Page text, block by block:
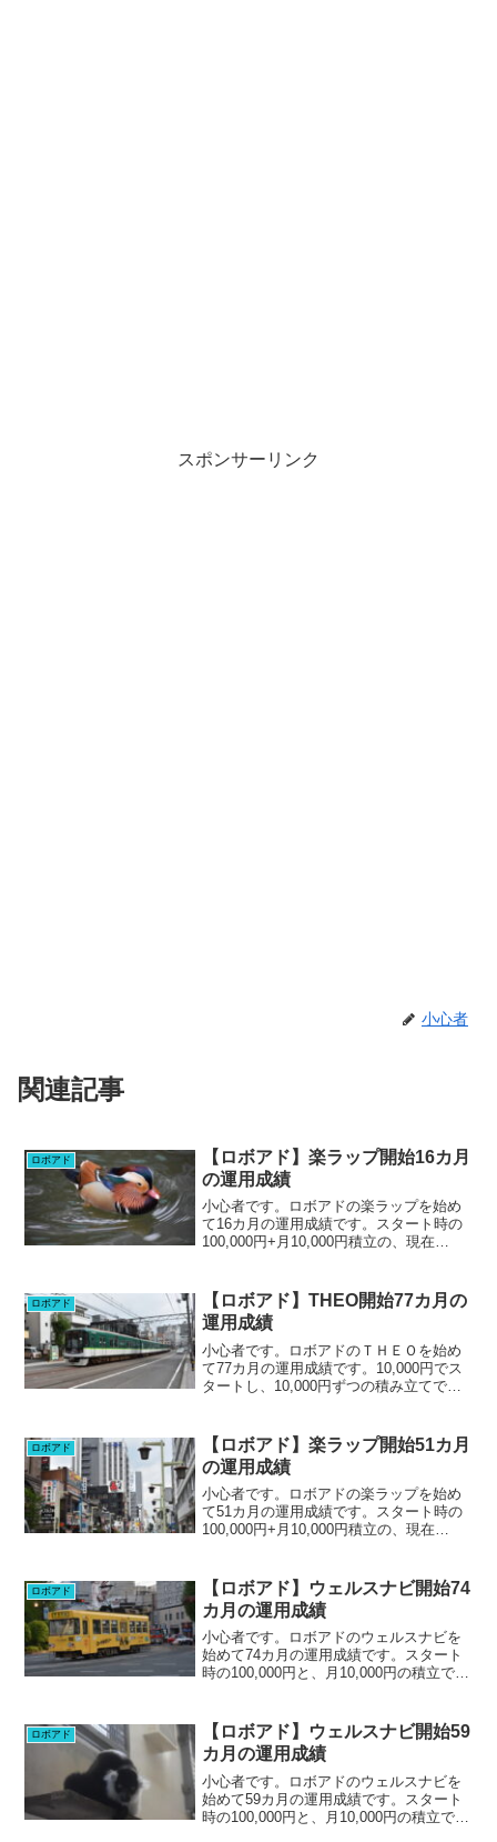
スポンサーリンク
小心者
関連記事
ロボアド
【ロボアド】楽ラップ開始16カ月
の運用成績
小心者です。ロボアドの楽ラップを始め
て16カ月の運用成績です。スタート時の
100,000円+月10,000円積立の、現在
+17,560円、+8.0%。今月もす...
ロボアド
【ロボアド】THEO開始77カ月の
運用成績
小心者です。ロボアドのＴＨＥＯを始め
て77カ月の運用成績です。10,000円でス
タートし、10,000円ずつの積み立てで、
で、ほぼ変わらずです。ドルベ...
ロボアド
【ロボアド】楽ラップ開始51カ月
の運用成績
小心者です。ロボアドの楽ラップを始め
て51カ月の運用成績です。スタート時の
100,000円+月10,000円積立の、現在
+2,872円、+0.51%。先月...
ロボアド
【ロボアド】ウェルスナビ開始74
カ月の運用成績
小心者です。ロボアドのウェルスナビを
始めて74カ月の運用成績です。スタート
時の100,000円と、月10,000円の積立で、
+50.68%でした。先月の+...
ロボアド
【ロボアド】ウェルスナビ開始59
カ月の運用成績
小心者です。ロボアドのウェルスナビを
始めて59カ月の運用成績です。スタート
時の100,000円と、月10,000円の積立で、